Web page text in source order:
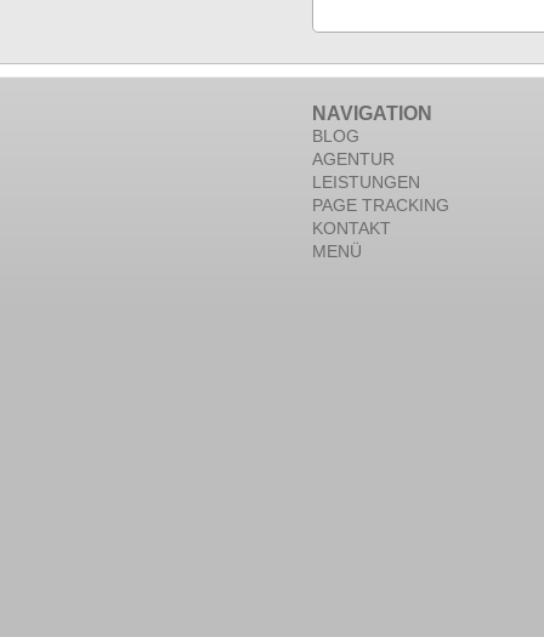
NAVIGATION
BLOG
AGENTUR
LEISTUNGEN
PAGE TRACKING
KONTAKT
MENÜ